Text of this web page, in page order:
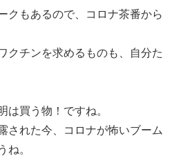
クもあるので、コロナ茶番から
クチンを求めるものも、自分た
は買う物！ですね。
された今、コロナが怖いブーム
ね。